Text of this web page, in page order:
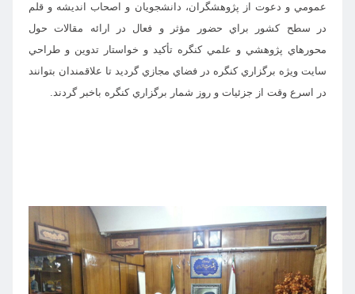
عمومي و دعوت از پژوهشگران، دانشجويان و اصحاب انديشه و قلم
در سطح كشور براي حضور مؤثر و فعال در ارائه مقالات حول
محورهاي پژوهشي و علمي كنگره تأكيد و خواستار تدوين و طراحي
سايت ويژه برگزاري كنگره در فضاي مجازي گردید تا علاقمندان بتوانند
در اسرع وقت از جزئيات و روز شمار برگزاري كنگره باخبر گردند.